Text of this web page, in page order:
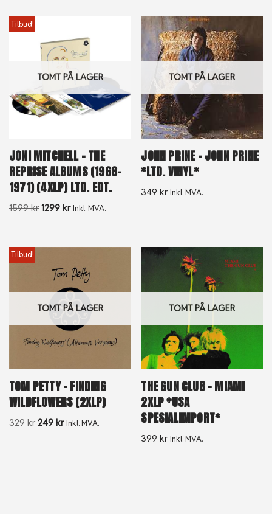
TOMT PÅ LAGER
Tilbud!
JONI MITCHELL – THE
REPRISE ALBUMS (1968-
1971) (4XLP) LTD. EDT.
1599kr 1299 kr Inkl. MVA.
TOMT PÅ LAGER
JOHN PRINE – JOHN PRINE
*LTD. VINYL*
349kr Inkl. MVA.
TOMT PÅ LAGER
Tilbud!
TOM PETTY – FINDING
WILDFLOWERS (2XLP)
329kr 249 kr Inkl. MVA.
TOMT PÅ LAGER
THE GUN CLUB – MIAMI
2XLP *USA
SPESIALIMPORT*
399kr Inkl. MVA.